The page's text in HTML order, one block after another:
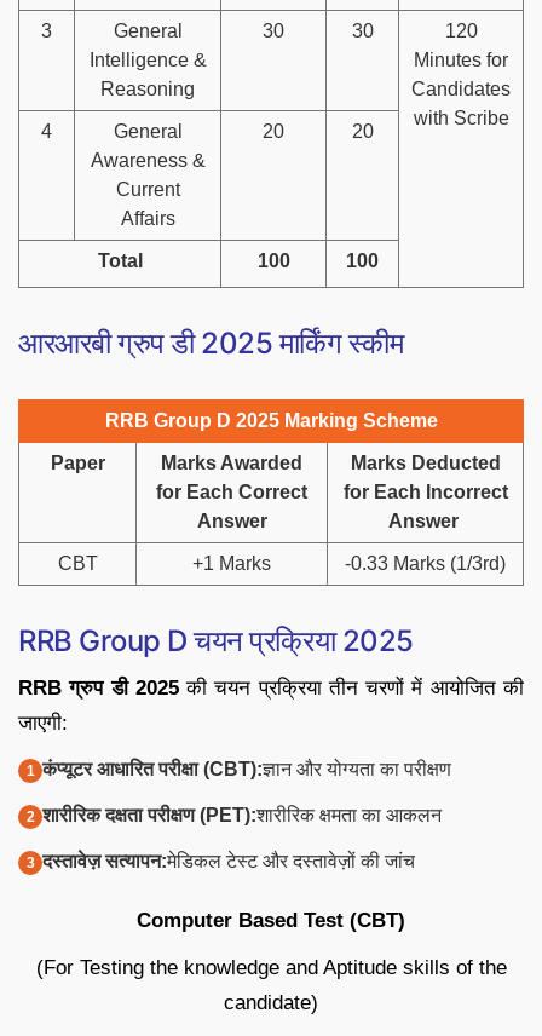
3
General
Intelligence &
Reasoning
30 30
120
Minutes for
Candidates
with Scribe
4
General
Awareness &
Current
Affairs
20 20
Total 100 100
आरआरबी ग्रुप डी 2025 मार्किंग स्कीम
RRB Group D 2025 Marking Scheme
Paper
Marks Awarded
for Each Correct
Answer
Marks Deducted
for Each Incorrect
Answer
CBT +1 Marks -0.33 Marks (1/3rd)
RRB Group D चयन प्रक्रिया 2025
RRB ग्रुप डी 2025की चयन प्रक्रिया तीन चरणों में आयोजित की
जाएगी:
कंप्यूटर आधारित परीक्षा (CBT):ज्ञान और योग्यता का परीक्षण
शारीरिक दक्षता परीक्षण (PET):शारीरिक क्षमता का आकलन
दस्तावेज़ सत्यापन:मेडिकल टेस्ट और दस्तावेज़ों की जांच
Computer Based Test (CBT)
(For Testing the knowledge and Aptitude skills of the
candidate)